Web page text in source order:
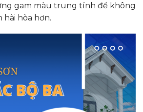
gam màu trung tính để không
hài hòa hơn.